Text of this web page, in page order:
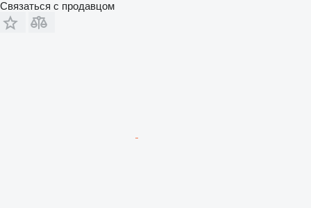
Связаться с продавцом